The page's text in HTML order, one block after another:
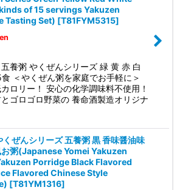
of 15 servings Yakuzen
Tasting Set) [T81FYM5315]
養粥 やくぜんシリーズ 緑 黄 赤 白
＜やくぜん粥を家庭でお手軽に＞
ロリー！ 安心の化学調味料不使用！
ゴロゴロ野菜の 養命酒製造オリジナ
くぜんシリーズ 五養粥 黒 香味醤油味
お粥(Japanese Yomei Yakuzen
Porridge Black Flavored
Flavored Chinese Style
[T81YM1316]